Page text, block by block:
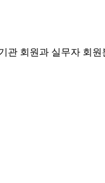
관 회원과 실무자 회